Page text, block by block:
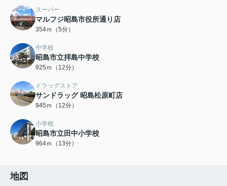
スーパー
マルフジ昭島市役所通り店
354ｍ（5分）
中学校
昭島市立拝島中学校
925ｍ（12分）
ドラッグストア
サンドラッグ 昭島松原町店
945ｍ（12分）
小学校
昭島市立田中小学校
964ｍ（13分）
地図